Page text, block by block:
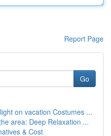
Report Page
Go
on vacation Costumes ...
area: Deep Relaxation ...
& Cost